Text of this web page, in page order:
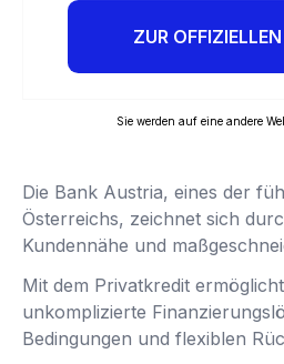
ZUR
Sie werden auf eine andere
Die Bank Austria, eines der
Österreichs, zeichnet sich
Kundennähe und
Mit dem Privatkredit
unkomplizierte
Bedingungen und flexiblen